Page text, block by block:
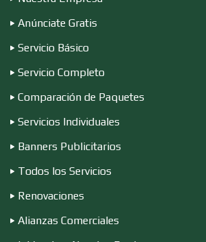
Computadoras
Conferencias Empresariales
Construcciones en General
Anúnciate Gratis
Servicio Básico
Servicio Completo
Comparación de Paquetes
Servicios Individuales
Banners Publicitarios
Todos los Servicios
Renovaciones
Alianzas Comerciales